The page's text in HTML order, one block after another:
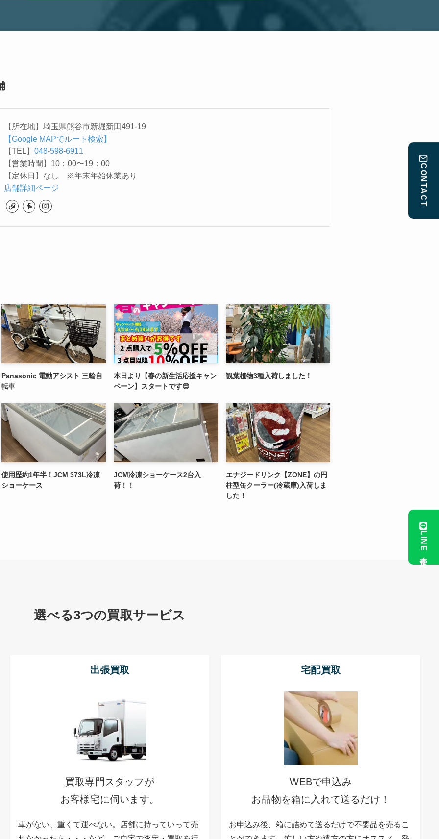
【所在地】埼玉県熊谷市新堀新田491-19
【Google MAPでルート検索】
【TEL】 048-598-6911
【営業時間】10：00〜19：00
【定休日】なし ※年末年始休業あり
店舗詳細ページ
Panasonic 電動アシスト 三輪自
転車
本日より【春の新生活応援キャン
ペーン】スタートです😊
観葉植物3種入荷しました！
使用歴約1年半！JCM 373L冷凍
ショーケース
JCM冷凍ショーケース2台入
荷！！
エナジードリンク【ZONE】の円
柱型缶クーラー(冷蔵庫)入荷しま
した！
選べる3つの買取サービス
出張買取
買取専門スタッフが
お客様宅に伺います。
車がない、重くて運べない。店舗に持っていって売
宅配買取
WEBで申込み
お品物を箱に入れて送るだけ！
お申込み後、箱に詰めて送るだけで不要品を売るこ
CONTACT
LINE査定